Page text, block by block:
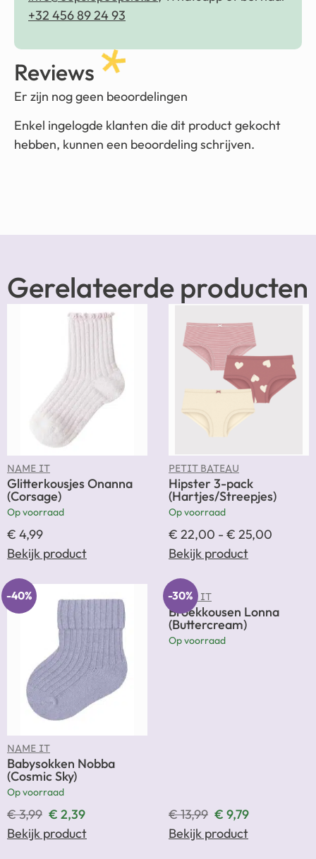
+32 456 89 24 93
Reviews
Er zijn nog geen beoordelingen
Enkel ingelogde klanten die dit product gekocht
hebben, kunnen een beoordeling schrijven.
Gerelateerde producten
NAME IT
Glitterkousjes Onanna
(Corsage)
Op voorraad
€ 4,99
Bekijk product
PETIT BATEAU
Hipster 3-pack
(Hartjes/Streepjes)
Op voorraad
€ 22,00 - € 25,00
Bekijk product
-40%
NAME IT
Babysokken Nobba
(Cosmic Sky)
Op voorraad
€3,99 € 2,39
Bekijk product
-30%
NAME IT
Broekkousen Lonna
(Buttercream)
Op voorraad
€13,99 € 9,79
Bekijk product